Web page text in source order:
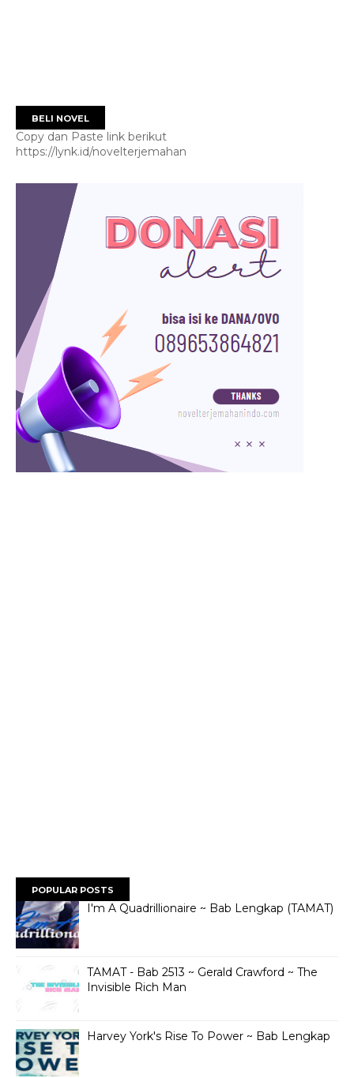
BELI NOVEL
Copy dan Paste link berikut
https://lynk.id/novelterjemahan
POPULAR POSTS
I'm A Quadrillionaire ~ Bab Lengkap (TAMAT)
TAMAT - Bab 2513 ~ Gerald Crawford ~ The
Invisible Rich Man
Harvey York's Rise To Power ~ Bab Lengkap